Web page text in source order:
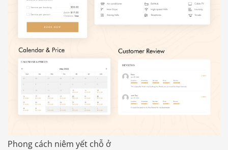
Phong cách niêm yết chỗ ở